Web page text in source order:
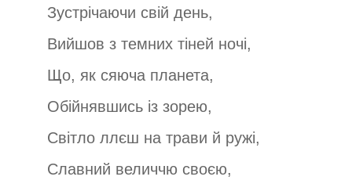
Зустрічаючи свій день,
Вийшов з темних тіней ночі,
Що, як сяюча планета,
Обійнявшись із зорею,
Світло ллєш на трави й ружі,
Славний величчю своєю,